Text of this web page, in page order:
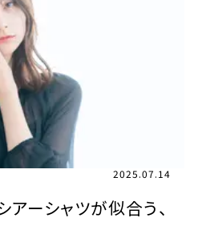
2025.07.14
アーシャツが似合う、